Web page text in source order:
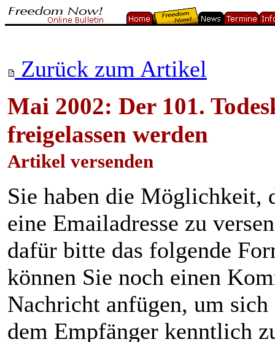
Zurück zum Artikel
Mai 2002: Der 101.
freigelassen werden
Artikel versenden
Sie haben die Möglichkeit,
eine Emailadresse zu
dafür bitte das folgende
können Sie noch einen
Nachricht anfügen, um
dem Empfänger kenntlich